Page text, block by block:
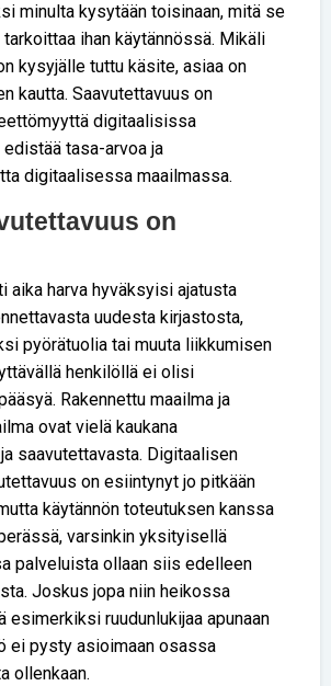
minulta kysytään toisinaan, mitä se
ihan käytännössä. Mikäli
kysyjälle tuttu käsite, asiaa on
kautta. Saavutettavuus on
digitaalisissa
tasa-arvoa ja
digitaalisessa maailmassa.
on
aika harva hyväksyisi ajatusta
uudesta kirjastosta,
pyörätuolia tai muuta liikkumisen
henkilöllä ei olisi
Rakennettu maailma ja
ovat vielä kaukana
saavutettavasta. Digitaalisen
on esiintynyt jo pitkään
käytännön toteutuksen kanssa
varsinkin yksityisellä
palveluista ollaan siis edelleen
Joskus jopa niin heikossa
esimerkiksi ruudunlukijaa apunaan
ei pysty asioimaan osassa
ollenkaan.